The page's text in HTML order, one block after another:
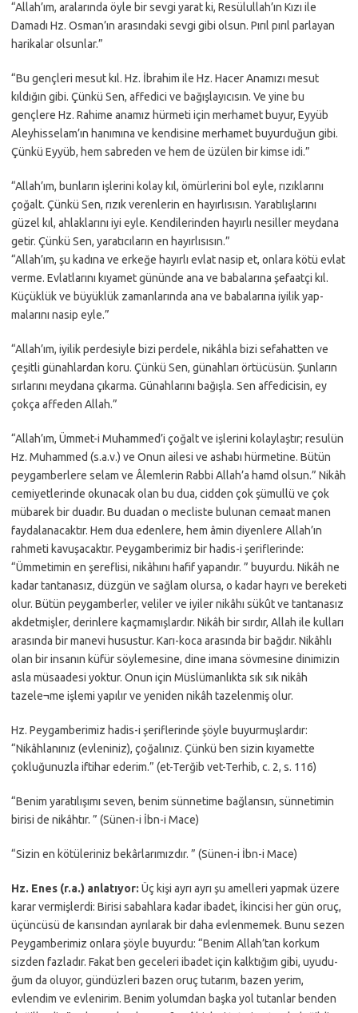
“Allah’ım, aralarında öyle bir sevgi yarat ki, Resülullah’ın Kızı ile
Damadı Hz. Osman’ın arasındaki sevgi gibi olsun. Pırıl pırıl parlayan
harikalar olsunlar.”
“Bu gençleri mesut kıl. Hz. İbrahim ile Hz. Hacer Anamızı mesut
kıldığın gibi. Çünkü Sen, affedici ve bağışlayıcısın. Ve yine bu
gençlere Hz. Rahime anamız hürmeti için merhamet buyur, Eyyüb
Aleyhisselam’ın hanımına ve kendisine merhamet buyurduğun gibi.
Çünkü Eyyüb, hem sabreden ve hem de üzülen bir kimse idi.”
“Allah’ım, bunların işlerini kolay kıl, ömürlerini bol eyle, rızıklarını
çoğalt. Çünkü Sen, rızık verenlerin en hayırlısısın. Yaratılışlarını
güzel kıl, ahlaklarını iyi eyle. Kendilerinden hayırlı nesiller meydana
getir. Çünkü Sen, yaratıcıların en hayırlısısın.”
“Allah’ım, şu kadına ve erkeğe hayırlı evlat nasip et, onlara kötü evlat
verme. Evlatlarını kıyamet gününde ana ve babalarına şefaatçi kıl.
Küçüklük ve büyüklük zamanlarında ana ve babalarına iyilik yap-
malarını nasip eyle.”
“Allah’ım, iyilik perdesiyle bizi perdele, nikâhla bizi sefahatten ve
çeşitli günahlardan koru. Çünkü Sen, günahları örtücüsün. Şunların
sırlarını meydana çıkarma. Günahlarını bağışla. Sen affedicisin, ey
çokça affeden Allah.”
“Allah’ım, Ümmet-i Muhammed’i çoğalt ve işlerini kolaylaştır; resulün
Hz. Muhammed (s.a.v.) ve Onun ailesi ve ashabı hürmetine. Bütün
peygamberlere selam ve Âlemlerin Rabbi Allah’a hamd olsun.” Nikâh
cemiyetlerinde okunacak olan bu dua, cidden çok şümullü ve çok
mübarek bir duadır. Bu duadan o mecliste bulunan cemaat manen
faydalanacaktır. Hem dua edenlere, hem âmin diyenlere Allah’ın
rahmeti kavuşacaktır. Peygamberimiz bir hadis-i şeriflerinde:
“Ümmetimin en şereflisi, nikâhını hafif yapandır. ” buyurdu. Nikâh ne
kadar tantanasız, düzgün ve sağlam olursa, o kadar hayrı ve bereketi
olur. Bütün peygamberler, veliler ve iyiler nikâhı sükût ve tantanasız
akdetmişler, derinlere kaçmamışlardır. Nikâh bir sırdır, Allah ile kulları
arasında bir manevi husustur. Karı-koca arasında bir bağdır. Nikâhlı
olan bir insanın küfür söylemesine, dine imana sövmesine dinimizin
asla müsaadesi yoktur. Onun için Müslümanlıkta sık sık nikâh
tazele¬me işlemi yapılır ve yeniden nikâh tazelenmiş olur.
Hz. Peygamberimiz hadis-i şeriflerinde şöyle buyurmuşlardır:
“Nikâhlanınız (evleniniz), çoğalınız. Çünkü ben sizin kıyamette
çokluğunuzla iftihar ederim.” (et-Terğib vet-Terhib, c. 2, s. 116)
“Benim yaratılışımı seven, benim sünnetime bağlansın, sünnetimin
birisi de nikâhtır. ” (Sünen-i İbn-i Mace)
“Sizin en kötüleriniz bekârlarımızdır. ” (Sünen-i İbn-i Mace)
Hz. Enes (r.a.) anlatıyor: Üç kişi ayrı ayrı şu amelleri yapmak üzere
karar vermişlerdi: Birisi sabahlara kadar ibadet, İkincisi her gün oruç,
üçüncüsü de karısından ayrılarak bir daha evlenmemek. Bunu sezen
Peygamberimiz onlara şöyle buyurdu: “Benim Allah’tan korkum
sizden fazladır. Fakat ben geceleri ibadet için kalktığım gibi, uyudu-
ğum da oluyor, gündüzleri bazen oruç tutarım, bazen yerim,
evlendim ve evlenirim. Benim yolumdan başka yol tutanlar benden